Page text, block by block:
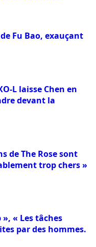
Fu Bao, exauçant
L laisse Chen en
devant la
de The Rose sont
trop chers »
« Les tâches
par des hommes.